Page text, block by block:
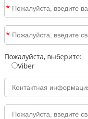
*
*
Пожалуйста, выберите:
Viber